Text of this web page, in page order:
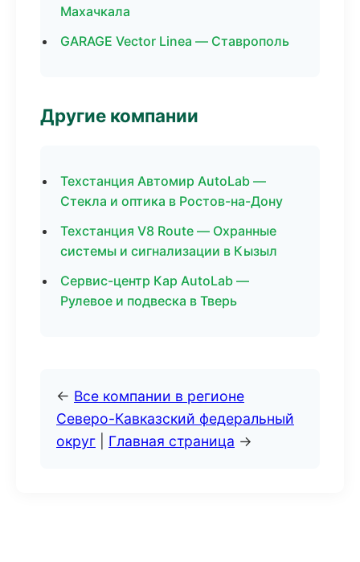
Махачкала
GARAGE Vector Linea — Ставрополь
Другие компании
Техстанция Автомир AutoLab —
Стекла и оптика в Ростов-на-Дону
Техстанция V8 Route — Охранные
системы и сигнализации в Кызыл
Сервис-центр Кар AutoLab —
Рулевое и подвеска в Тверь
← Все компании в регионе
Северо-Кавказский федеральный
округ
Главная страница →